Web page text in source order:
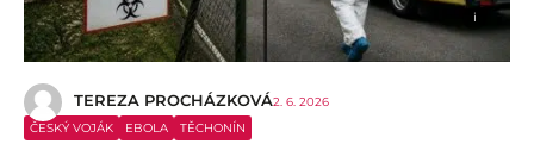
i
TEREZA PROCHÁZKOVÁ2. 6. 2026
ČESKÝ VOJÁK
EBOLA TĚCHONÍN